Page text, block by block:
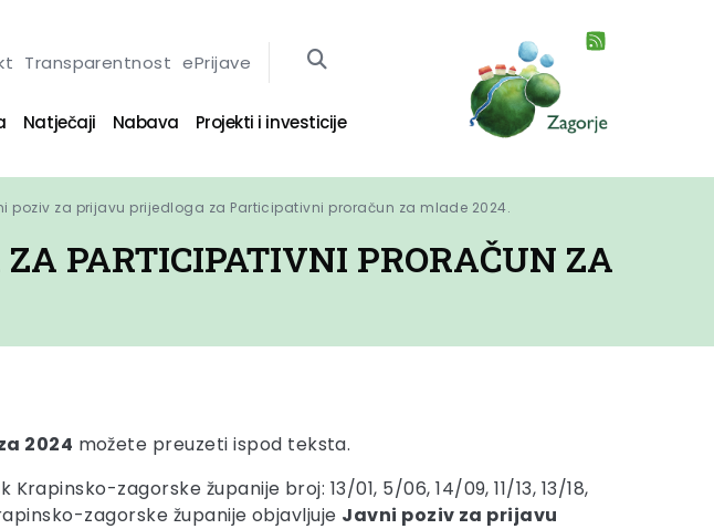
Transparentnost ePrijave
Natječaji Nabava Projekti i investicije
poziv za prijavu prijedloga za Participativni proračun za mlade 2024.
PARTICIPATIVNI PRORAČUN ZA
2024 možete preuzeti ispod teksta.
zagorske županije broj: 13/01, 5/06, 14/09, 11/13, 13/18,
zagorske županije objavljuje Javni poziv za prijavu